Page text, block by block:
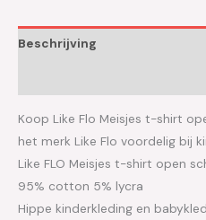
Beschrijving
Koop Like Flo Meisjes t-shirt
het merk Like Flo voordelig bij
Like FLO Meisjes t-shirt open
95% cotton 5% lycra
Hippe kinderkleding en